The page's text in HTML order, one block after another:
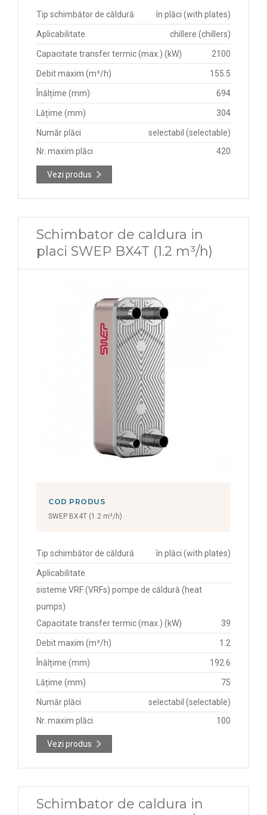
Tip schimbător de căldură în plăci (with plates)
Aplicabilitate chillere (chillers)
Capacitate transfer termic (max.) (kW) 2100
Debit maxim (m³/h) 155.5
Înălțime (mm) 694
Lățime (mm) 304
Număr plăci
selectabil (selectable)
Nr. maxim plăci
420
Vezi produs
Schimbator de caldura in
placi SWEP BX4T (1.2 m³/h)
COD PRODUS
SWEP BX4T (1.2 m³/h)
Tip schimbător de căldură în plăci (with plates)
Aplicabilitate
sisteme VRF (VRFs) pompe de căldură (heat
pumps)
Capacitate transfer termic (max.) (kW)
39
Debit maxim (m³/h) 1.2
Înălțime (mm) 192.6
Lățime (mm) 75
Număr plăci
selectabil (selectable)
Nr. maxim plăci
100
Vezi produs
Schimbator de caldura in